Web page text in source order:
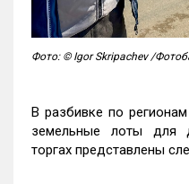
Фото: © Igor Skripachev /
В разбивке по
земельные лоты для
торгах представлены